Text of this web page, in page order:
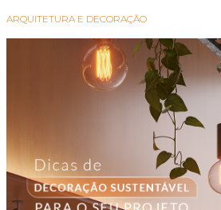
ARQUITETURA E DECORAÇÃO